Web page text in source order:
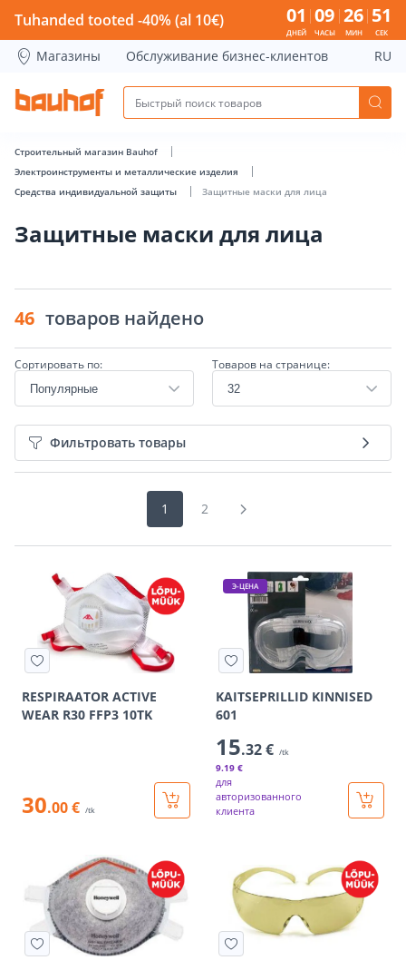
Защитные маски для лица - Bauhof has loaded
Tuhanded tooted -40% (al 10€) 01
ДНЕЙ
09
ЧАСЫ
26
МИН
50
СЕК
Магазины Обслуживание бизнес-клиентов RU
Строительный магазин Bauhof
Электроинструменты и металлические изделия
Средства индивидуальной защиты
Защитные маски для лица
Защитные маски для лица
46 товаров найдено
Сортировать по: Товаров на странице:
Фильтровать товары
1 2
RESPIRAATOR ACTIVE
WEAR R30 FFP3 10TK
30.00 € /tk
Э-ЦЕНА
KAITSEPRILLID KINNISED
601
15.32 € /tk
9.19 €
для
авторизованного
клиента